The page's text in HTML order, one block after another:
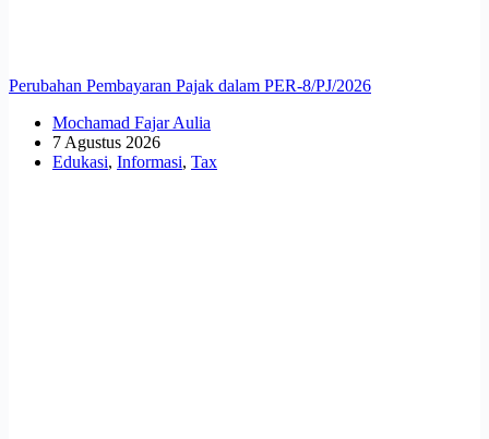
Perubahan Pembayaran Pajak dalam PER-8/PJ/2026
Mochamad Fajar Aulia
7 Agustus 2026
Edukasi, Informasi, Tax